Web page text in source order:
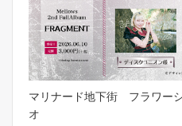
マリナード地下街 フラワー
オ